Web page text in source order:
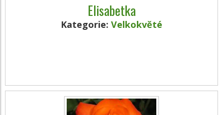
Elisabetka
Kategorie: Velkokvěté